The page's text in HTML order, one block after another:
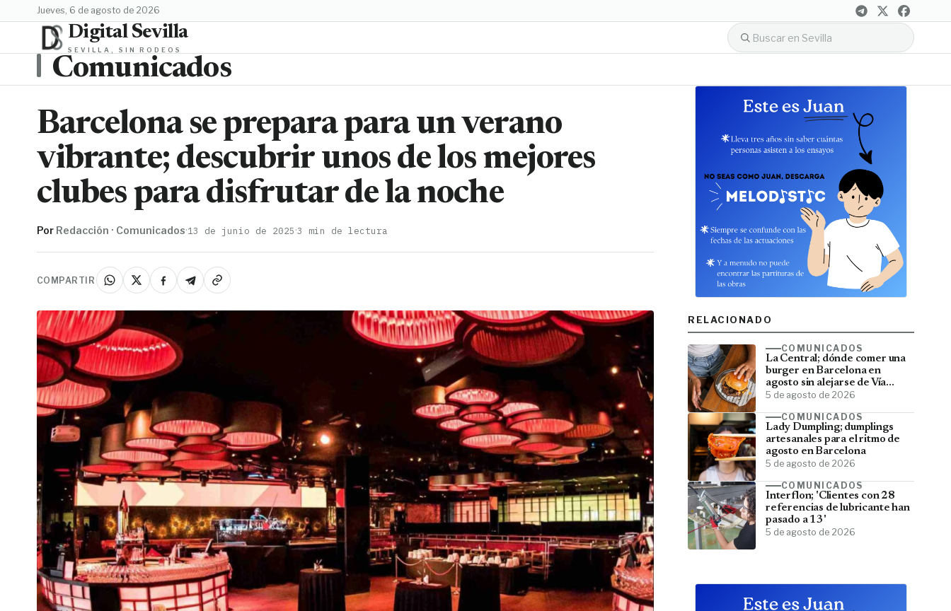
jueves, 6 de agosto de 2026
Digital Sevilla
SEVILLA, SIN RODEOS
Comunicados
Barcelona se prepara para un verano
vibrante; descubrir unos de los mejores
clubes para disfrutar de la noche
Por Redacción · Comunicados·13 de junio de 2025·3 min de lectura
COMPARTIR
RELACIONADO
COMUNICADOS
La Central; dónde comer una
burger en Barcelona en
agosto sin alejarse de Vía
Laietana
5 de agosto de 2026
COMUNICADOS
Lady Dumpling; dumplings
artesanales para el ritmo de
agosto en Barcelona
5 de agosto de 2026
COMUNICADOS
Interflon; 'Clientes con 28
referencias de lubricante han
pasado a 13'
5 de agosto de 2026